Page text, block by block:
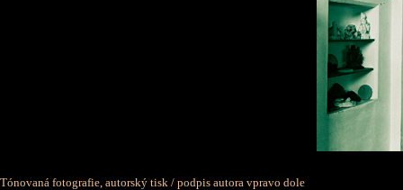
Tónovaná fotografie, autorský tisk / podpis autora vpravo dole